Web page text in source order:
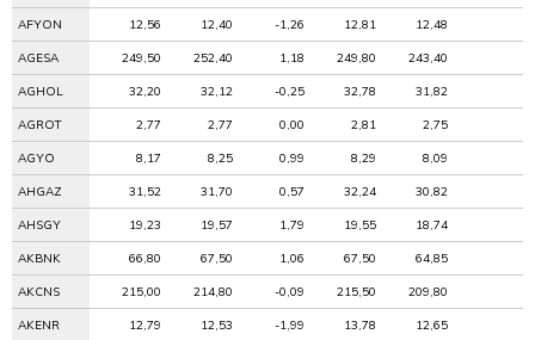
AFYON 12,56 12,40 -1,26 12,81 12,48
AGESA 249,50 252,40 1,18 249,80 243,40
AGHOL 32,20 32,12 -0,25 32,78 31,82
AGROT 2,77 2,77 0,00 2,81 2,75
AGYO 8,17 8,25 0,99 8,29 8,09
AHGAZ 31,52 31,70 0,57 32,24 30,82
AHSGY 19,23 19,57 1,79 19,55 18,74
AKBNK 66,80 67,50 1,06 67,50 64,85
AKCNS 215,00 214,80 -0,09 215,50 209,80
AKENR 12,79 12,53 -1,99 13,78 12,65